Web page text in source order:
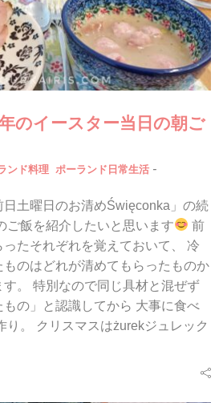
のイースター当日の朝ご
ンド料理 ポーランド日常生活 -
土曜日のお清めŚwięconka」の続
ご飯を紹介したいと思います
前
たそれぞれを覚えておいて、 冷
のはどれが清めてもらったものか
。 特別なので同じ具材と混ぜず
の」と認識してから 大事に食べ
り。 クリスマスはżurekジュレック